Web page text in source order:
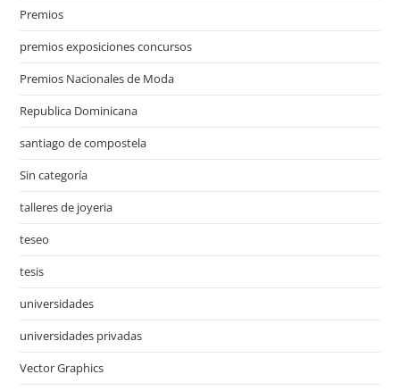
Premios
premios exposiciones concursos
Premios Nacionales de Moda
Republica Dominicana
santiago de compostela
Sin categoría
talleres de joyeria
teseo
tesis
universidades
universidades privadas
Vector Graphics